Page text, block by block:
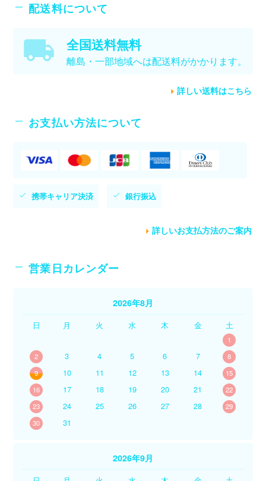
配送料について
全国送料無料
離島・一部地域へは配送料がかかります。
詳しい送料はこちら
お支払い方法について
携帯キャリア決済 銀行振込
詳しいお支払方法のご案内
営業日カレンダー
2026年8月
日 月 火 水 木 金 土
1
2
3 4 5 6 7
8
9
10 11 12 13 14
15
16
17 18 19 20 21
22
23
24 25 26 27 28
29
30
31
2026年9月